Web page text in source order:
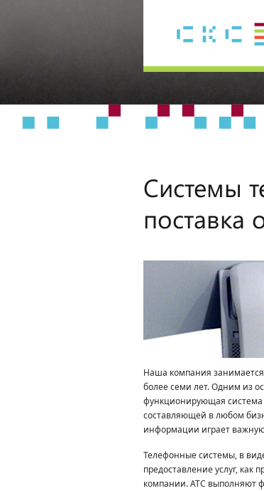
Системы
поставка
Наша компания
более семи лет. Одним из
функционирующая
составляющей в любом
информации играет
Телефонные системы, в
предоставление услуг, как
компании. АТС выполняют